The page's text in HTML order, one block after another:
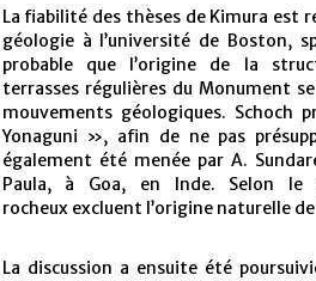
La fiabilité des thèses de Kimura est
géologie à l’université de Boston,
probable que l’origine de la
terrasses régulières du Monument
mouvements géologiques. Schoch
Yonaguni », afin de ne pas
également été menée par A.
Paula, à Goa, en Inde. Selon le
rocheux excluent l’origine naturelle
La discussion a ensuite été